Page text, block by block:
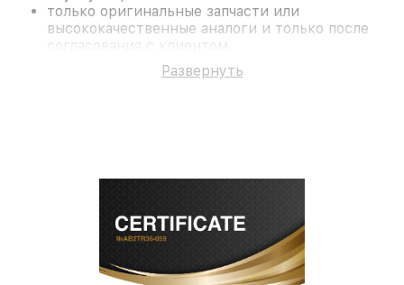
только оригинальные запчасти или
высококачественные аналоги и только после
согласования с клиентом.
На все работы и замененные комплектующие
предоставляется длительная гарантия. В случае
современное оборудование и
лицензированное ПО в ремонтно-
диагностических мастерских;
собственный склад комплектующих, что
Развернуть